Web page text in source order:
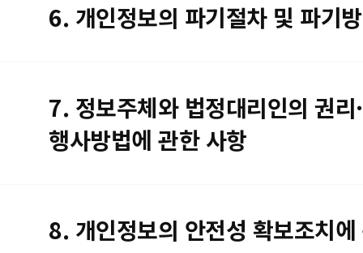
6. 개인정보의 파기절차 및 파기
7. 정보주체와 법정대리인의 권리
행사방법에 관한 사항
8. 개인정보의 안전성 확보조치